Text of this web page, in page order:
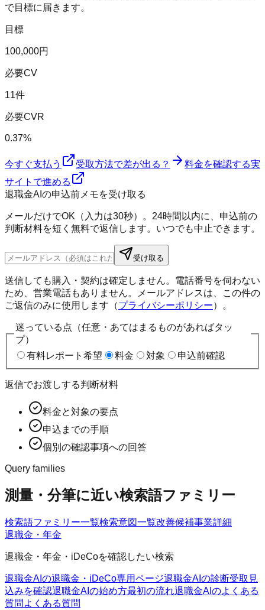
で目標に届きます。
目標
100,000円
必要CV
11件
必要CVR
0.37%
今すぐ支払う 受取方法で差が出る？ 料金を確認する実
サイトで進める
退職金AIの申込前メモを受け取る
メールだけでOK（入力は30秒）。24時間以内に、申込前の
判断材料を短く無料で返信します。いつでも中止できます。
受け取る
送信しても購入・契約は確定しません。電話番号を伺わない
ため、営業電話もありません。メールアドレスは、この件の
ご返信のみに使用します（プライバシーポリシー）。
迷っている点（任意・あてはまるものがあればタッ
プ）
有料レポート希望
料金 対象 申込前確認
返信でお渡しする判断材料
料金と対象の要点
申込までの手順
個別の確認事項への回答
Query families
測量・分筆に近い検索語ファミリー
検索語ファミリー一覧検索意図一覧改善候補事業詳細
退職金・年金
退職金・年金・iDeCoを確認したい検索
退職金AIの退職金・iDeCo専用ページ退職金AIの診断受取見
込みを確認退職金AIの始め方最初の流れ退職金AIのよくある
質問 よくある質問